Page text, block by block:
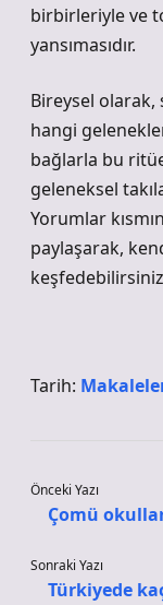
birbirleriyle ve
yansımasıdır.
Bireysel
hangi
bağlarla bu
geleneksel
Yorumlar
paylaşarak,
Tarih:
Önceki Yazı
Çomü
Sonraki Yazı
Türkiyede